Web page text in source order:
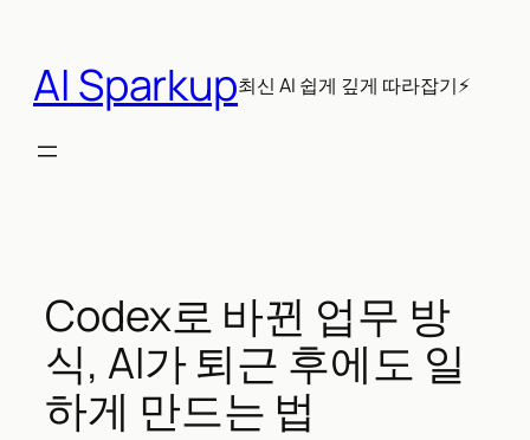
AI Sparkup최신 AI 쉽게 깊게 따라잡기⚡
Codex로 바뀐 업무 방
식, AI가 퇴근 후에도 일
하게 만드는 법